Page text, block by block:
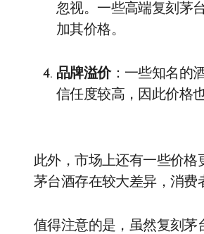
忽视。一些高端复刻茅
加其价格。
品牌溢价：一些知名的
信任度较高，因此价格
此外，市场上还有一些价格
茅台酒存在较大差异，消费
值得注意的是，虽然复刻茅